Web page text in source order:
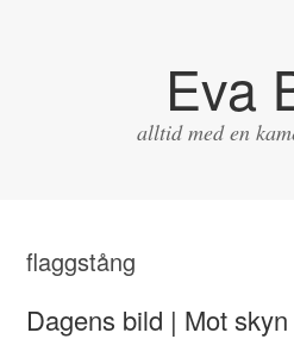
Eva
alltid med en
flaggstång
Dagens bild | Mot skyn